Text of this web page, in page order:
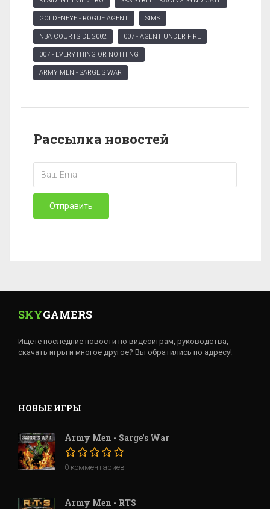
GOLDENEYE - ROGUE AGENT SIMS
NBA COURTSIDE 2002 007 - AGENT UNDER FIRE
007 - EVERYTHING OR NOTHING
ARMY MEN - SARGE'S WAR
Рассылка новостей
Отправить
SKYGAMERS
Ищете последние новости по видеоиграм, руководства,
скачать игры и многое другое? Вы обратились по адресу!
НОВЫЕ ИГРЫ
Army Men - Sarge's War
0 комментариев
Army Men - RTS